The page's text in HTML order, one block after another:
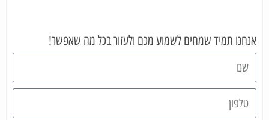
אנחנו תמיד שמחים לשמוע מכם ולעזור בכל מה שאפשר!